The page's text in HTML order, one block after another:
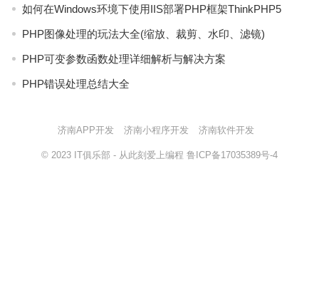
如何在Windows环境下使用IIS部署PHP框架ThinkPHP5
PHP图像处理的玩法大全(缩放、裁剪、水印、滤镜)
PHP可变参数函数处理详细解析与解决方案
PHP错误处理总结大全
济南APP开发 济南小程序开发 济南软件开发
© 2023 IT俱乐部 - 从此刻爱上编程 鲁ICP备17035389号-4